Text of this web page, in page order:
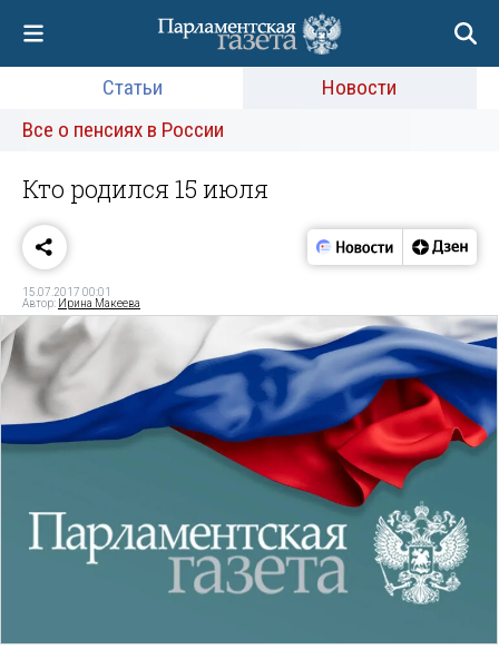
Статьи
Новости
Все о пенсиях в России
Кто родился 15 июля
15.07.2017 00:01
Автор: Ирина Макеева